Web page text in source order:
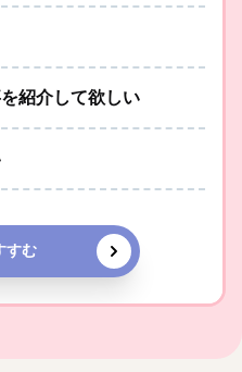
紹介して欲しい
すむ